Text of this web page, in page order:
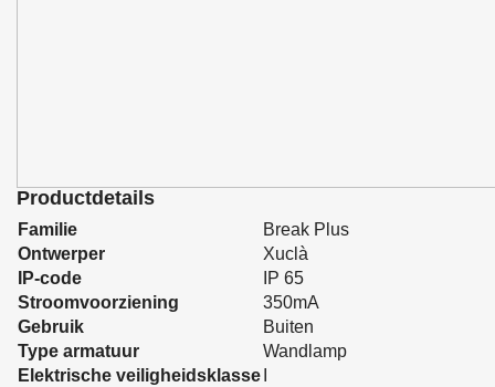
Productdetails
Familie
Break Plus
Ontwerper
Xuclà
IP-code
IP 65
Stroomvoorziening
350mA
Gebruik
Buiten
Type armatuur
Wandlamp
Elektrische veiligheidsklasse